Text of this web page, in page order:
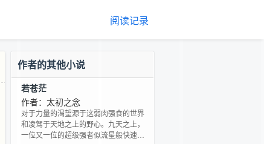
阅读记录
作者的其他小说
若苍茫
作者：太初之念
对于力量的渴望源于这弱肉强食的世界
和凌驾于天地之上的野心。九天之上，
一位又一位的超级强者似流星般快速陨